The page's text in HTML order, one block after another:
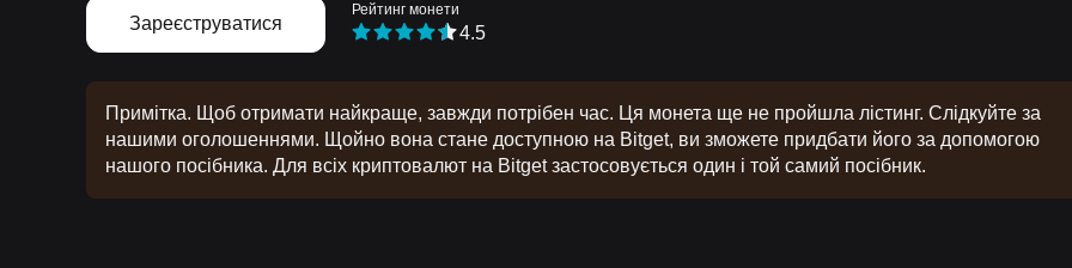
Зареєструватися
Рейтинг монети
4.5
Примітка. Щоб отримати найкраще, завжди потрібен час. Ця монета ще не пройшла лістинг. Слідкуйте за
нашими оголошеннями. Щойно вона стане доступною на Bitget, ви зможете придбати його за допомогою
нашого посібника. Для всіх криптовалют на Bitget застосовується один і той самий посібник.